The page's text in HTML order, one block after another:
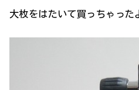
大枚をはたいて買っちゃった